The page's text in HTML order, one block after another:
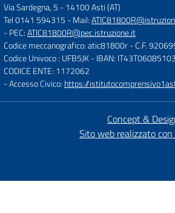
Via Sardegna, 5 -14100 Asti (AT)
Tel 0141 594315 - Mail:
- PEC:ATIC81800R@pec.istruzione.it
Codice meccanografico: atic81800r- C.F.
Codice Univoco : UFB5JK- IBAN:
CODICE ENTE: 1172062
- Accesso Civico: https://
Concept &
Sito web realizzato con